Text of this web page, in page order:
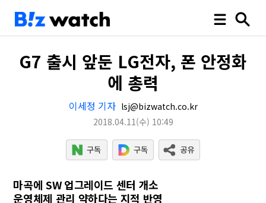
G7 출시 앞둔 LG전자, 폰 안정화
에 총력
이세정 기자 lsj@bizwatch.co.kr
2018.04.11(수) 10:49
마곡에 SW 업그레이드 센터 개소
운영체제 관리 약하다는 지적 반영